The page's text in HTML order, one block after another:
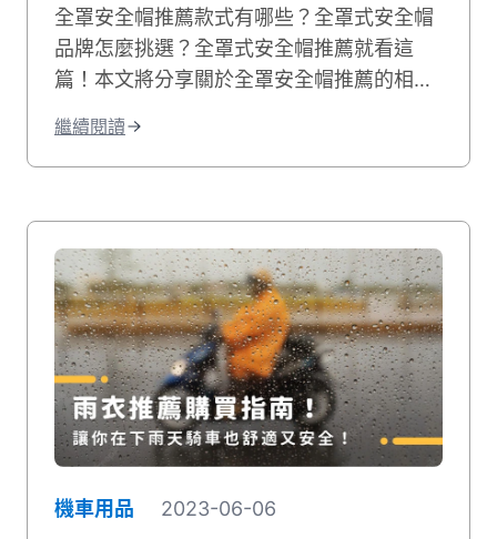
全罩安全帽推薦款式有哪些？全罩式安全帽
品牌怎麼挑選？全罩式安全帽推薦就看這
篇！本文將分享關於全罩安全帽推薦的相關
考，讓你找到最舒服合適的全罩安全帽！
繼續閱讀
機車用品 2023-06-06